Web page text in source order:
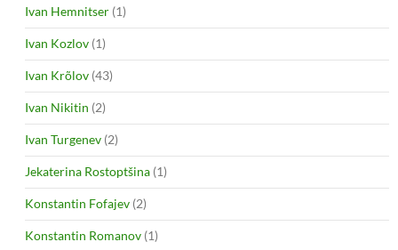
Ivan Hemnitser (1)
Ivan Kozlov (1)
Ivan Krõlov (43)
Ivan Nikitin (2)
Ivan Turgenev (2)
Jekaterina Rostoptšina (1)
Konstantin Fofajev (2)
Konstantin Romanov (1)